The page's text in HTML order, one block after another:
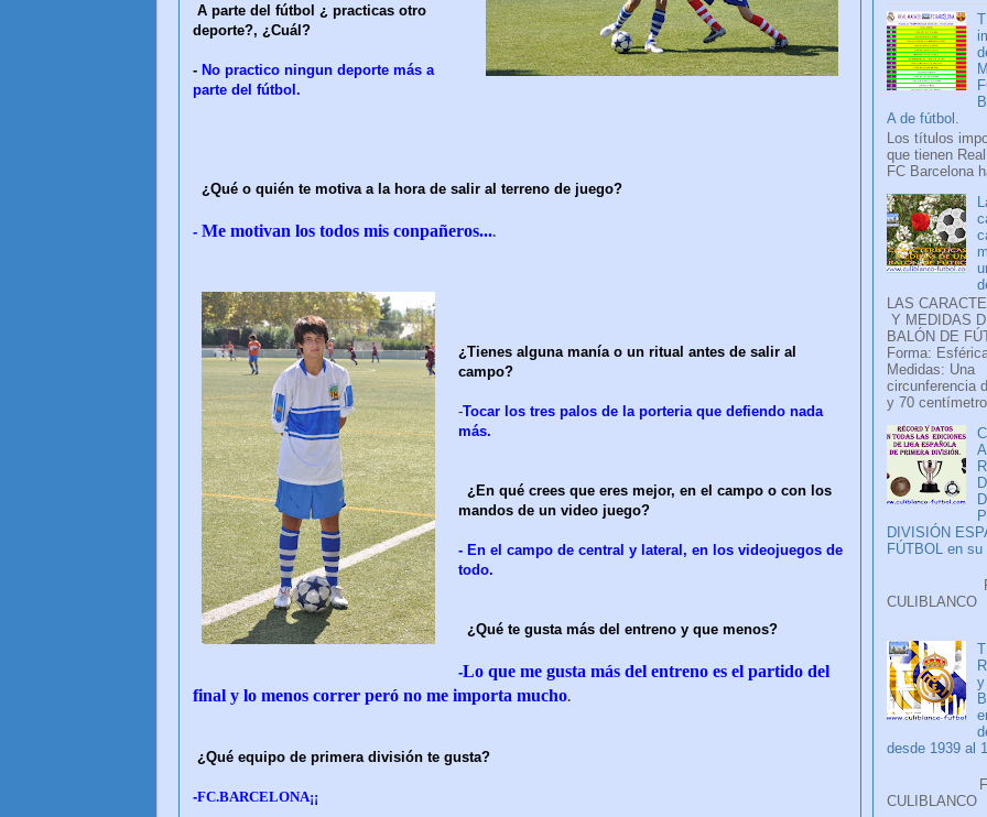
A parte del fútbol ¿ practicas otro
deporte?, ¿Cuál?
- No practico ningun deporte más a
parte del fútbol.
¿Qué o quién te motiva a la hora de salir al terreno de juego?
- Me motivan los todos mis conpañeros....
¿Tienes alguna manía o un ritual antes de salir al
campo?
-Tocar los tres palos de la porteria que defiendo nada
más.
¿En qué crees que eres mejor, en el campo o con los
mandos de un video juego?
- En el campo de central y lateral, en los videojuegos de
todo.
¿Qué te gusta más del entreno y que menos?
-Lo que me gusta más del entreno es el partido del
final y lo menos correr peró no me importa mucho.
¿Qué equipo de primera división te gusta?
-FC.BARCELONA¡¡
A de fútbol.
Los títulos
que tienen
FC Barcelona
LAS
Y MEDIDAS
BALÓN DE
Forma:
Medidas: Una
circunferencia
y 70
DIVISIÓN
FÚTBOL en su
y
desde 1939 al